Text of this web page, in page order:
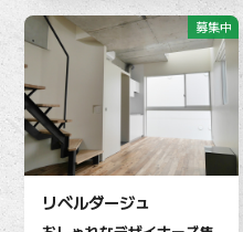
リベルダージュ
募集中